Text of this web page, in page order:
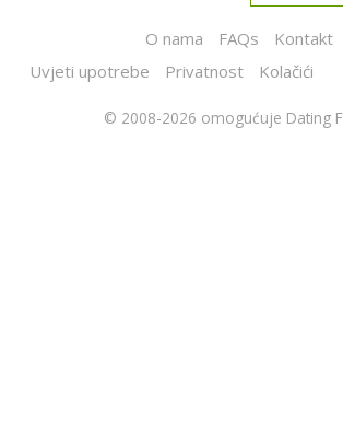
O nama FAQs
Kontakt
Uvjeti upotrebe
Privatnost Kolačići
© 2008-2026 omogućuje Dating